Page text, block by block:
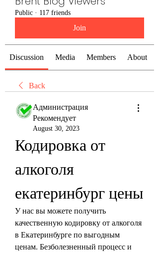
Public · 117 friends
Join
Discussion Media Members About
Back
Администрация
Рекомендует
August 30, 2023
Кодировка от
алкоголя
екатеринбург цены
У нас вы можете получить
качественную кодировку от алкоголя
в Екатеринбурге по выгодным
ценам. Безболезненный процесс и